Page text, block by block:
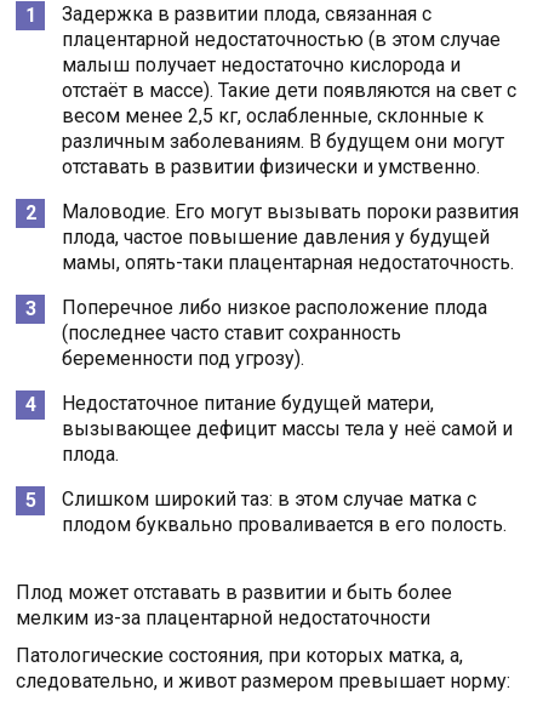
Задержка в развитии плода, связанная с
плацентарной недостаточностью (в этом случае
малыш получает недостаточно кислорода и
отстаёт в массе). Такие дети появляются на свет с
весом менее 2,5 кг, ослабленные, склонные к
различным заболеваниям. В будущем они могут
отставать в развитии физически и умственно.
Маловодие. Его могут вызывать пороки развития
плода, частое повышение давления у будущей
мамы, опять-таки плацентарная недостаточность.
Поперечное либо низкое расположение плода
(последнее часто ставит сохранность
беременности под угрозу).
Недостаточное питание будущей матери,
вызывающее дефицит массы тела у неё самой и
плода.
Слишком широкий таз: в этом случае матка с
плодом буквально проваливается в его полость.
Плод может отставать в развитии и быть более
мелким из-за плацентарной недостаточности
Патологические состояния, при которых матка, а,
следовательно, и живот размером превышает норму: